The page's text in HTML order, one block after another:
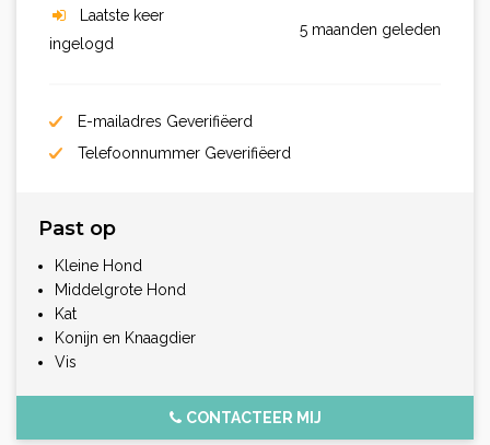
Laatste keer
ingelogd
5 maanden geleden
E-mailadres Geverifiëerd
Telefoonnummer Geverifiëerd
Past op
Kleine Hond
Middelgrote Hond
Kat
Konijn en Knaagdier
Vis
CONTACTEER MIJ